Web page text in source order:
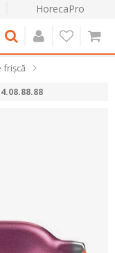
HorecaPro
frișcă